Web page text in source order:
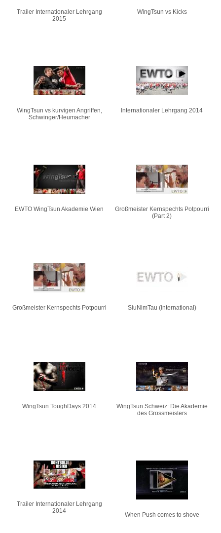
Trailer Internationaler Lehrgang
2015
WingTsun vs Kicks
WingTsun vs kurvigen Angriffen,
Schwinger/Heumacher
Internationaler Lehrgang 2014
EWTO WingTsun Akademie Wien
Großmeister Kernspechts Potpourri
(Part 2)
Großmeister Kernspechts Potpourri SiuNimTau (international)
WingTsun ToughDays 2014
WingTsun Schweiz: Die Akademie
des Grossmeisters
Trailer Internationaler Lehrgang
2014
When Push comes to shove